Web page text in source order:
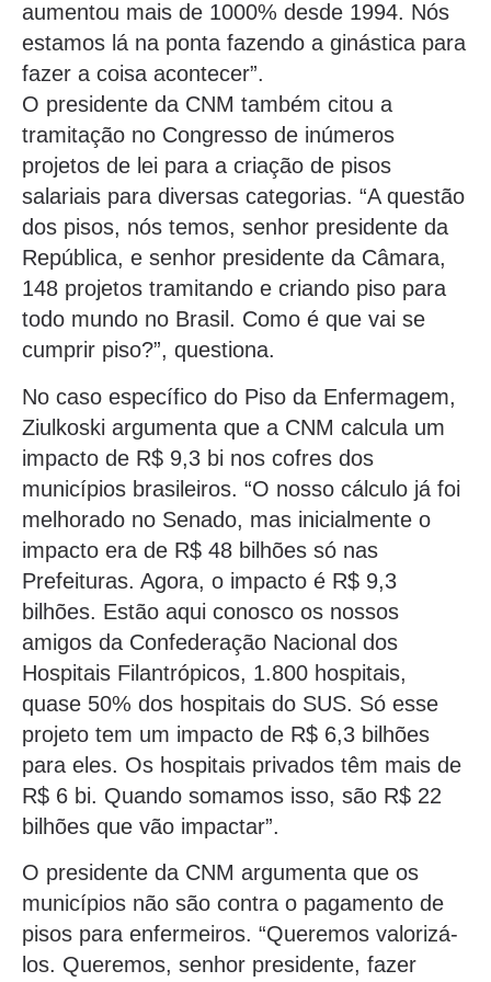
aumentou mais de 1000% desde 1994. Nós
estamos lá na ponta fazendo a ginástica para
fazer a coisa acontecer”.
O presidente da CNM também citou a
tramitação no Congresso de inúmeros
projetos de lei para a criação de pisos
salariais para diversas categorias. “A questão
dos pisos, nós temos, senhor presidente da
República, e senhor presidente da Câmara,
148 projetos tramitando e criando piso para
todo mundo no Brasil. Como é que vai se
cumprir piso?”, questiona.
No caso específico do Piso da Enfermagem,
Ziulkoski argumenta que a CNM calcula um
impacto de R$ 9,3 bi nos cofres dos
municípios brasileiros. “O nosso cálculo já foi
melhorado no Senado, mas inicialmente o
impacto era de R$ 48 bilhões só nas
Prefeituras. Agora, o impacto é R$ 9,3
bilhões. Estão aqui conosco os nossos
amigos da Confederação Nacional dos
Hospitais Filantrópicos, 1.800 hospitais,
quase 50% dos hospitais do SUS. Só esse
projeto tem um impacto de R$ 6,3 bilhões
para eles. Os hospitais privados têm mais de
R$ 6 bi. Quando somamos isso, são R$ 22
bilhões que vão impactar”.
O presidente da CNM argumenta que os
municípios não são contra o pagamento de
pisos para enfermeiros. “Queremos valorizá-
los. Queremos, senhor presidente, fazer